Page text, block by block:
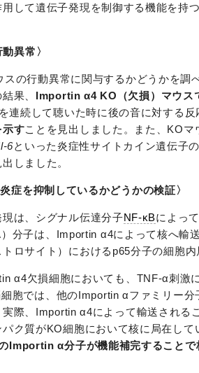
して遺伝子発現を制御する機能を持
異常〉
の行動異常に関与するかどうかを調
果、 Importin α4 KO（欠損）マウス
続して聴いた時に後の音に対する反
示すことを見出しました。また、KO
6といった炎症性サイトカイン遺伝子
しました。
症を抑制しているかどうかの検証〉
は、シグナル伝達分子NF-κBによっ
分子は、Importin α4によって核へ輸
ロサイト）におけるp65分子の細胞内
α4欠損細胞においても、TNF-α刺激
胞では、他のImportin αファミリー
際、Importin α4によって輸送される
ク質がKO細胞において核に局在し
Importin α分子が機能補完することで